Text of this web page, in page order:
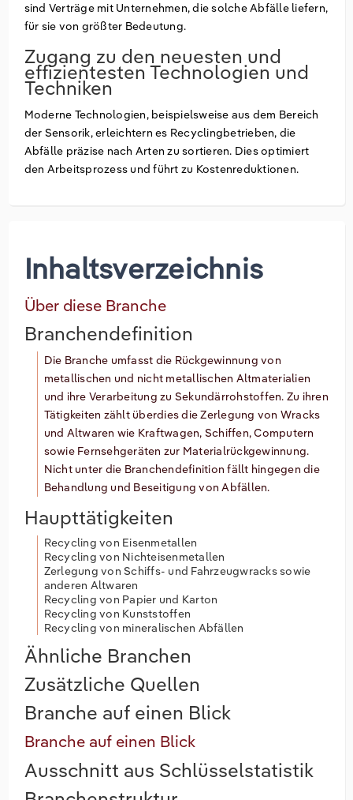
sind Verträge mit Unternehmen, die solche Abfälle liefern,
für sie von größter Bedeutung.
Zugang zu den neuesten und
effizientesten Technologien und
Techniken
Moderne Technologien, beispielsweise aus dem Bereich
der Sensorik, erleichtern es Recyclingbetrieben, die
Abfälle präzise nach Arten zu sortieren. Dies optimiert
den Arbeitsprozess und führt zu Kostenreduktionen.
Inhaltsverzeichnis
Über diese Branche
Branchendefinition
Die Branche umfasst die Rückgewinnung von
metallischen und nicht metallischen Altmaterialien
und ihre Verarbeitung zu Sekundärrohstoffen. Zu ihren
Tätigkeiten zählt überdies die Zerlegung von Wracks
und Altwaren wie Kraftwagen, Schiffen, Computern
sowie Fernsehgeräten zur Materialrückgewinnung.
Nicht unter die Branchendefinition fällt hingegen die
Behandlung und Beseitigung von Abfällen.
Haupttätigkeiten
Recycling von Eisenmetallen
Recycling von Nichteisenmetallen
Zerlegung von Schiffs- und Fahrzeugwracks sowie
anderen Altwaren
Recycling von Papier und Karton
Recycling von Kunststoffen
Recycling von mineralischen Abfällen
Ähnliche Branchen
Zusätzliche Quellen
Branche auf einen Blick
Branche auf einen Blick
Ausschnitt aus Schlüsselstatistik